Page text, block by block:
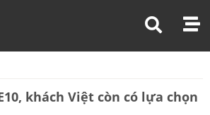
khách Việt còn có lựa chọn